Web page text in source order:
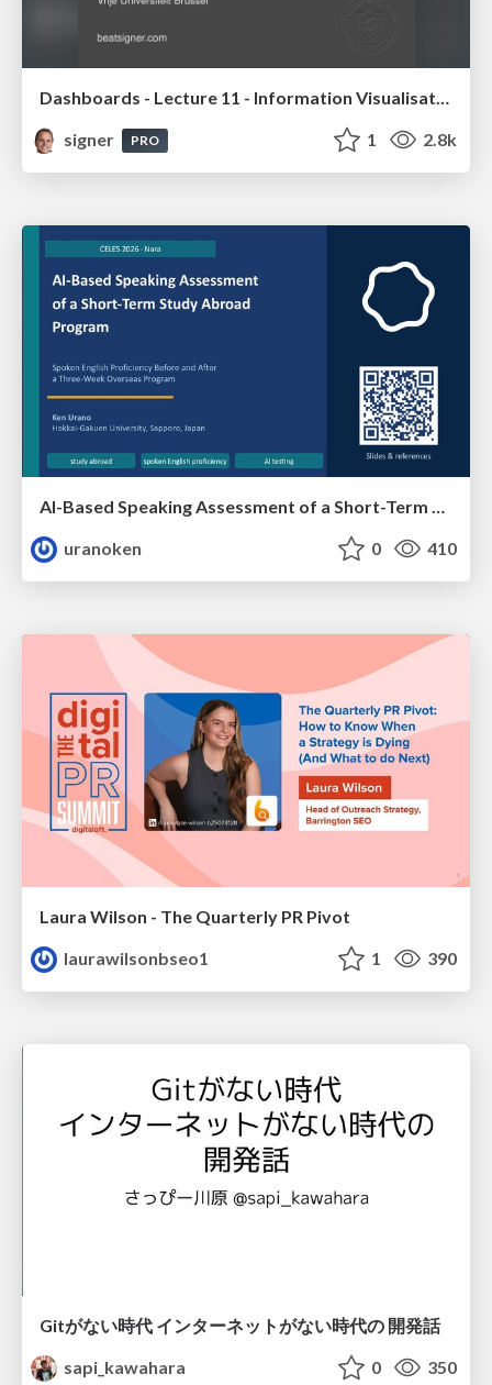
Dashboards - Lecture 11 - Information Visualisation (4019538FNR)
signer
PRO 1 2.8k
AI-Based Speaking Assessment of a Short-Term Study Abroad Program
uranoken
0 410
Laura Wilson - The Quarterly PR Pivot
laurawilsonbseo1
1 390
Gitがない時代 インターネットがない時代の 開発話
sapi_kawahara
0 350